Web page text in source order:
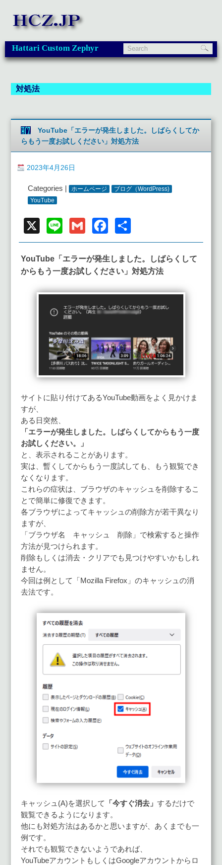
Hattari Custom Zephyr
対処法
YouTube「エラーが発生しました。しばらくしてか
らもう一度お試しください」対処方法
2023年4月26日
Categories | ホームページ
ブログ（WordPress)
YouTube
X Line GmailFacebook
有
YouTube「エラーが発生しました。しばらくして
からもう一度お試しください」 対処方法
サイトに貼り付けてあるYouTube動画をよく見かけま
すが、
ある日突然、
「エラーが発生しました。しばらくしてからもう一度
お試しください。」
と、表示されることがあります。
実は、暫くしてからもう一度試しても、もう観覧でき
なくなります。
これらの症状は、ブラウザのキャッシュを削除するこ
とで簡単に修復できます。
各ブラウザによってキャッシュの削除方が若干異なり
ますが、
「ブラウザ名 キャッシュ 削除」で検索すると操作
方法が見つけられます。
削除もしくは消去・クリアでも見つけやすいかもしれ
ません。
今回は例として「Mozilla Firefox」のキャッシュの消
去法です。
キャッシュ(A)を選択して 「今すぐ消去」 するだけで
観覧できるようになります。
他にも対処方法はあるかと思いますが、あくまでも一
例です。
それでも観覧できないようであれば、
YouTubeアカウントもしくはGoogleアカウントからロ